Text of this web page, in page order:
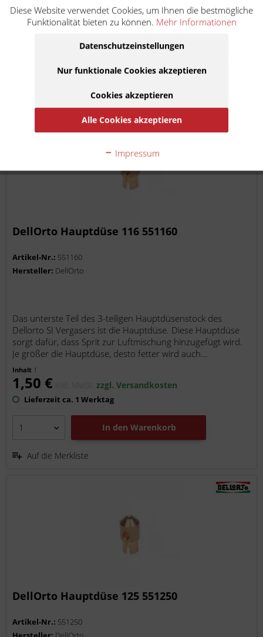
Inhalt 1
1,50 € inkl. MwSt.zzgl. Versandkosten
DellOrto Hauptdüse 116 551160
Artikel-Nr.: 551160
Hersteller: DellOrto
Das unterste Teil des 3-teiligen Hauptdüsenstock des
Dellorto SI Vergasers ist die Hauptdüse. Diese Hauptdüse
sorgt dafür, dass Sprit zur Luftmischung hinzugefügt wird.
Je größer die Hauptdüse, desto fetter wird auch...
Inhalt 1
1,50 € inkl. MwSt.zzgl. Versandkosten
Lieferzeit ca. 1 Werktag
In den Warenkorb
Auf die Merkliste
DellOrto Hauptdüse 125 551250
Artikel-Nr.: 551250
Diese Website verwendet Cookies, um Ihnen die bestmögliche
Funktionalität bieten zu können. Mehr Informationen
Datenschutzeinstellungen
Nur funktionale Cookies akzeptieren
Cookies akzeptieren
Alle Cookies akzeptieren
Impressum